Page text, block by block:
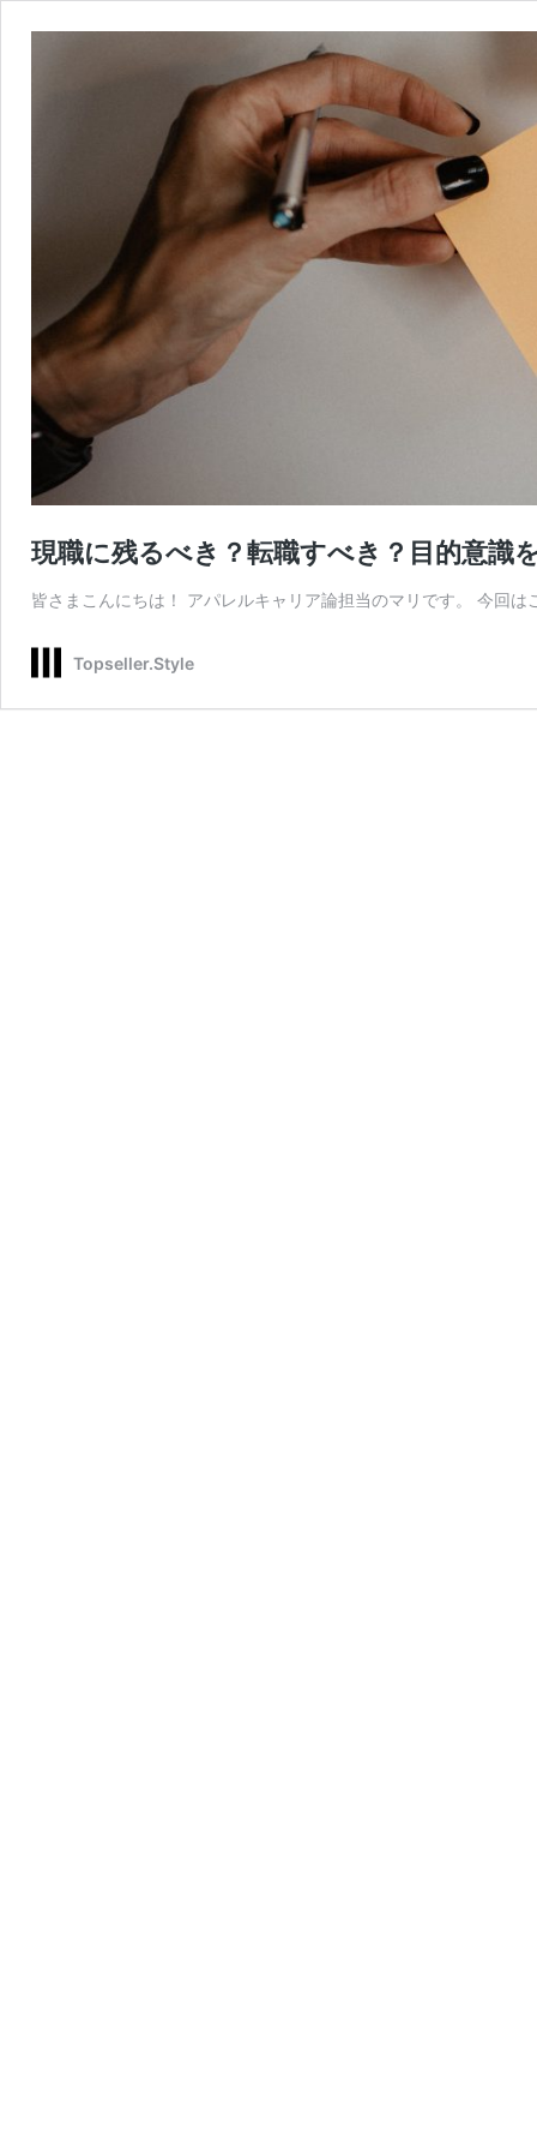
現職に残るべき？転職すべき？目的意識
皆さまこんにちは！ アパレルキャリア論担当のマリです。 今回
Topseller.Style